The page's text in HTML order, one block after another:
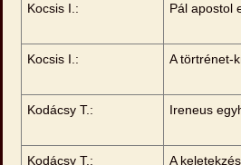
Kocsis I.: Pál apostol
Kocsis I.: A törtrénet-
Kodácsy T.: Ireneus
Kodácsy T.: A